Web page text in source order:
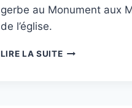
gerbe au Monument aux
de l’église.
LIRE LA SUITECÉRÉMONIES